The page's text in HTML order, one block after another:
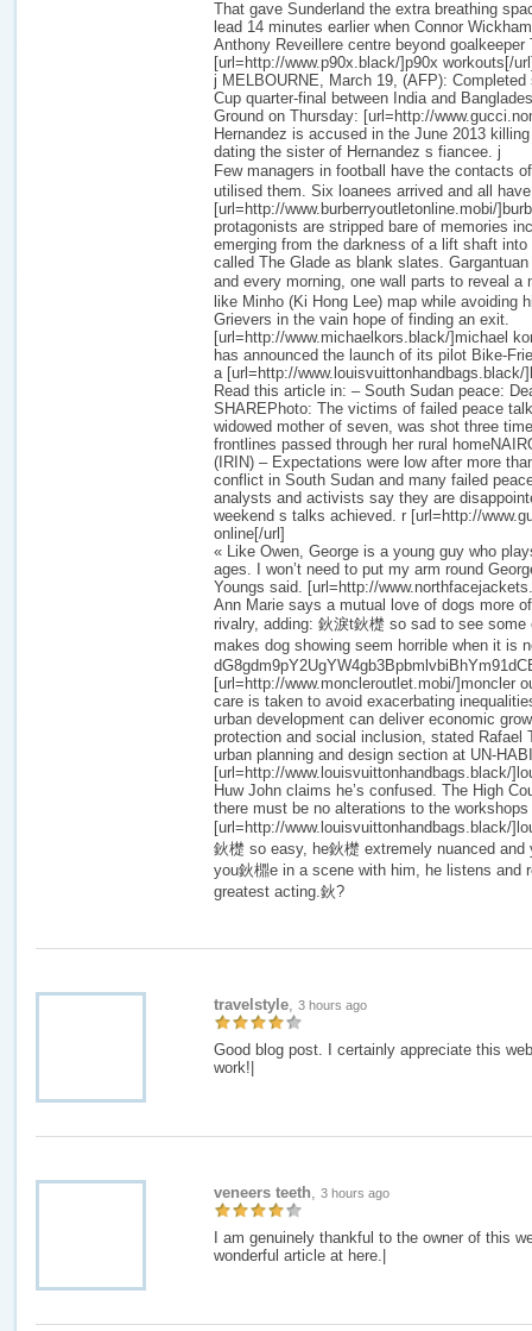
That gave Sunderland the extra breathing
lead 14 minutes earlier when Connor
Anthony Reveillere centre beyond goalkeeper
[url=http://www.p90x.black/]p90x workouts[/
j MELBOURNE, March 19, (AFP): Completed
Cup quarter-final between India and
Ground on Thursday: [url=http://
Hernandez is accused in the June 2013
dating the sister of Hernandez s fiancee. j
Few managers in football have the contacts
utilised them. Six loanees arrived and all
[url=http://www.burberryoutletonline.mobi/
protagonists are stripped bare of memories
emerging from the darkness of a lift shaft
called The Glade as blank slates.
and every morning, one wall parts to reveal a
like Minho (Ki Hong Lee) map while avoiding
Grievers in the vain hope of finding an exit.
[url=http://www.michaelkors.black/]michael
has announced the launch of its pilot Bike-
a [url=http://
Read this article in: – South Sudan peace:
SHAREPhoto: The victims of failed peace
widowed mother of seven, was shot three
frontlines passed through her rural
(IRIN) – Expectations were low after more
conflict in South Sudan and many failed
analysts and activists say they are
weekend s talks achieved. r [url=http://
online[/url]
« Like Owen, George is a young guy who
ages. I won’t need to put my arm round
Youngs said. [url=http://
Ann Marie says a mutual love of dogs more
rivalry, adding: 鈥淚t鈥檚 so sad to see
makes dog showing seem horrible when it is
[url=http://www.moncleroutlet.mobi/]moncler
care is taken to avoid exacerbating
urban development can deliver economic
protection and social inclusion, stated Rafael
urban planning and design section at UN-
[url=http://www.louisvuittonhandbags.black/
Huw John claims he’s confused. The High
there must be no alterations to the
[url=http://www.louisvuittonhandbags.black/
鈥檚 so easy, he鈥檚 extremely nuanced and
you鈥檙e in a scene with him, he listens and
greatest acting.鈥?
travelstyle, 3 hours ago
Good blog post. I certainly appreciate this
work!|
veneers teeth, 3 hours ago
I am genuinely thankful to the owner of this
wonderful article at here.|